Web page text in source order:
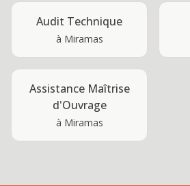
Audit Technique
à Miramas
Assistance Maîtrise
d'Ouvrage
à Miramas